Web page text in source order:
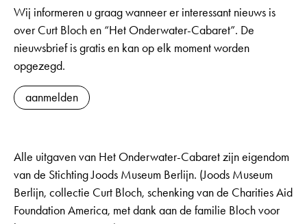
Wij informeren u graag wanneer er interessant nieuws is
over Curt Bloch en “Het Onderwater-Cabaret”. De
nieuwsbrief is gratis en kan op elk moment worden
opgezegd.
aanmelden
Alle uitgaven van Het Onderwater-Cabaret zijn eigendom
van de Stichting Joods Museum Berlijn. (Joods Museum
Berlijn, collectie Curt Bloch, schenking van de Charities Aid
Foundation America, met dank aan de familie Bloch voor